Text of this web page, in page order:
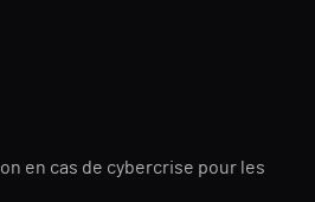
en cas de cybercrise pour les